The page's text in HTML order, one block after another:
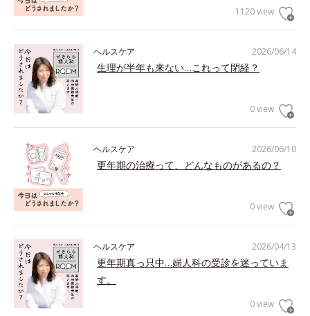
1120 view
2026/06/14
ヘルスケア
生理が半年も来ない…これって閉経？
0 view
2026/06/10
ヘルスケア
更年期の治療って、どんなものがあるの？
0 view
2026/04/13
ヘルスケア
更年期真っ只中…婦人科の受診を迷っていま
す。
0 view